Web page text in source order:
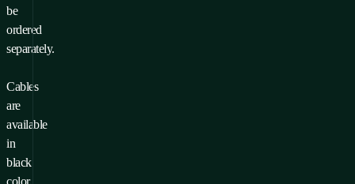
be
ordered
separately.
Cables
are
available
in
black
color,